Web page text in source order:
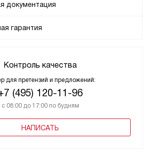
документация
гарантия
Контроль качества
для претензий и предложений:
(495) 120-11-96
с 08:00 до 17:00 по будням
НАПИСАТЬ